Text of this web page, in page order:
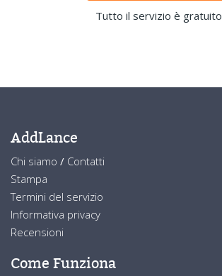
Tutto il servizio è gratuito
AddLance
Chi siamo / Contatti
Stampa
Termini del servizio
Informativa privacy
Recensioni
Come Funziona